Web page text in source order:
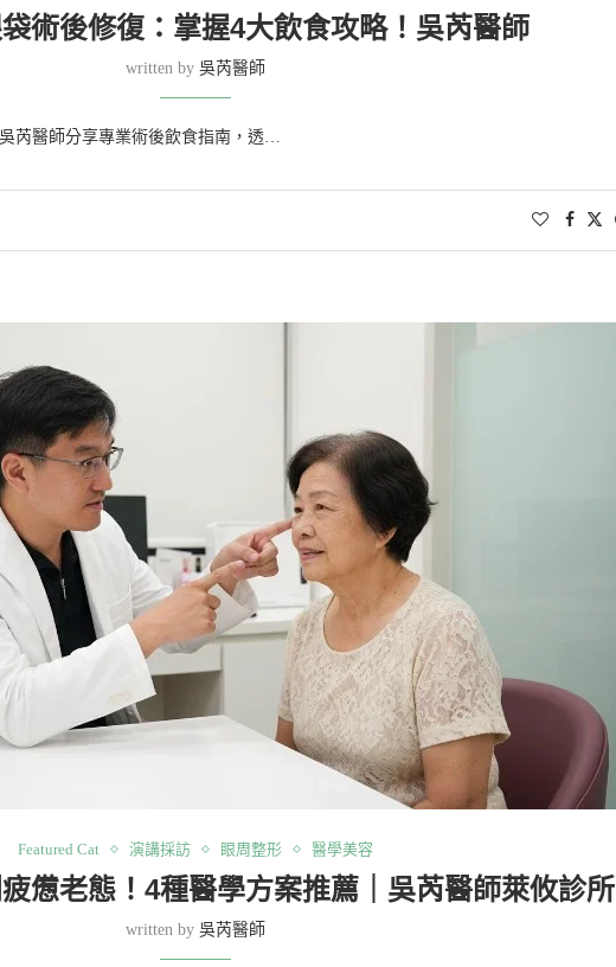
術後修復：掌握4大飲食攻略！吳芮醫師
written by 吳芮醫師
芮醫師分享專業術後飲食指南，透…
Featured Cat 演講採訪 眼周整形 醫學美容
憊老態！4種醫學方案推薦｜吳芮醫師萊攸診所
written by 吳芮醫師